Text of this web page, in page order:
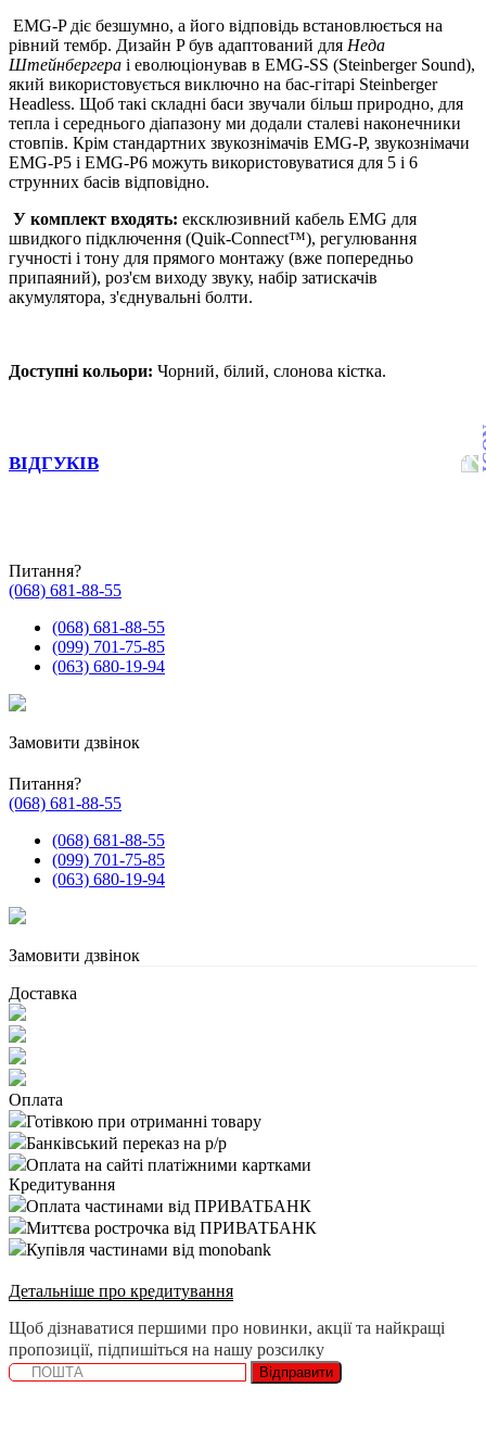
EMG-P діє безшумно, а його відповідь встановлюється на
рівний тембр. Дизайн P був адаптований для Неда
Штейнбергера і еволюціонував в EMG-SS (Steinberger Sound),
який використовується виключно на бас-гітарі Steinberger
Headless. Щоб такі складні баси звучали більш природно, для
тепла і середнього діапазону ми додали сталеві наконечники
стовпів. Крім стандартних звукознімачів EMG-P, звукознімачи
EMG-P5 і EMG-P6 можуть використовуватися для 5 і 6
струнних басів відповідно.
У комплект входять: ексклюзивний кабель EMG для
швидкого підключення (Quik-Connect™), регулювання
гучності і тону для прямого монтажу (вже попередньо
припаяний), роз'єм виходу звуку, набір затискачів
акумулятора, з'єднувальні болти.
Доступні кольори: Чорний, білий, слонова кістка.
ВІДГУКІВ
Питання?
(068) 681-88-55
(068) 681-88-55
(099) 701-75-85
(063) 680-19-94
Замовити дзвінок
Питання?
(068) 681-88-55
(068) 681-88-55
(099) 701-75-85
(063) 680-19-94
Замовити дзвінок
Доставка
Оплата
Готівкою при отриманні товару
Банківський переказ на р/р
Оплата на сайті платіжними картками
Кредитування
Оплата частинами від ПРИВАТБАНК
Миттєва рострочка від ПРИВАТБАНК
Купівля частинами від monobank
Детальніше про кредитування
Щоб дізнаватися першими про новинки, акції та найкращі
пропозиції, підпишіться на нашу розсилку
Відправити